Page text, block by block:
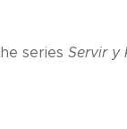
series Servir y